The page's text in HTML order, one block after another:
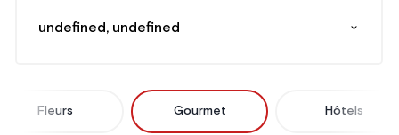
undefined, undefined
Fleurs Gourmet Hôtels